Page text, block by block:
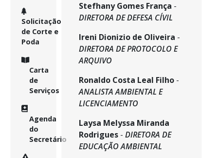
Solicitação
de Corte e
Poda
Carta
de
Serviços
Agenda
do
Secretário
Stefhany Gomes França -
DIRETORA DE DEFESA CÍVIL
Ireni Dionizio de Oliveira -
DIRETORA DE PROTOCOLO E
ARQUIVO
Ronaldo Costa Leal Filho -
ANALISTA AMBIENTAL E
LICENCIAMENTO
Laysa Melyssa Miranda
Rodrigues- DIRETORA DE
EDUCAÇÃO AMBIENTAL